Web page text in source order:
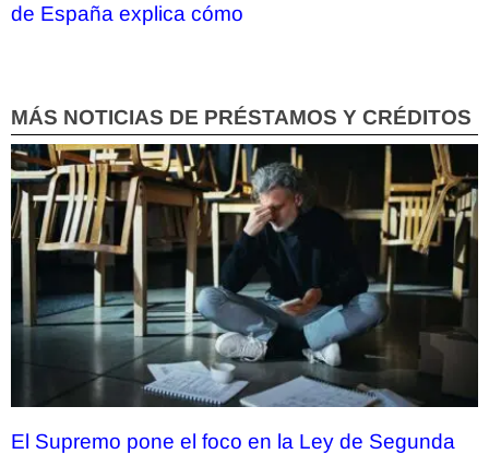
de España explica cómo
MÁS NOTICIAS DE PRÉSTAMOS Y CRÉDITOS
El Supremo pone el foco en la Ley de Segunda